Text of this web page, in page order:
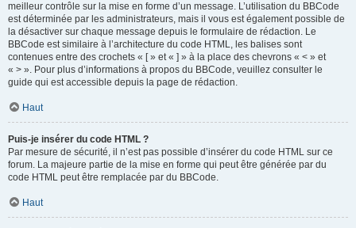
meilleur contrôle sur la mise en forme d’un message. L’utilisation du BBCode
est déterminée par les administrateurs, mais il vous est également possible de
la désactiver sur chaque message depuis le formulaire de rédaction. Le
BBCode est similaire à l’architecture du code HTML, les balises sont
contenues entre des crochets « [ » et « ] » à la place des chevrons « < » et
« > ». Pour plus d’informations à propos du BBCode, veuillez consulter le
guide qui est accessible depuis la page de rédaction.
Haut
Puis-je insérer du code HTML ?
Par mesure de sécurité, il n’est pas possible d’insérer du code HTML sur ce
forum. La majeure partie de la mise en forme qui peut être générée par du
code HTML peut être remplacée par du BBCode.
Haut